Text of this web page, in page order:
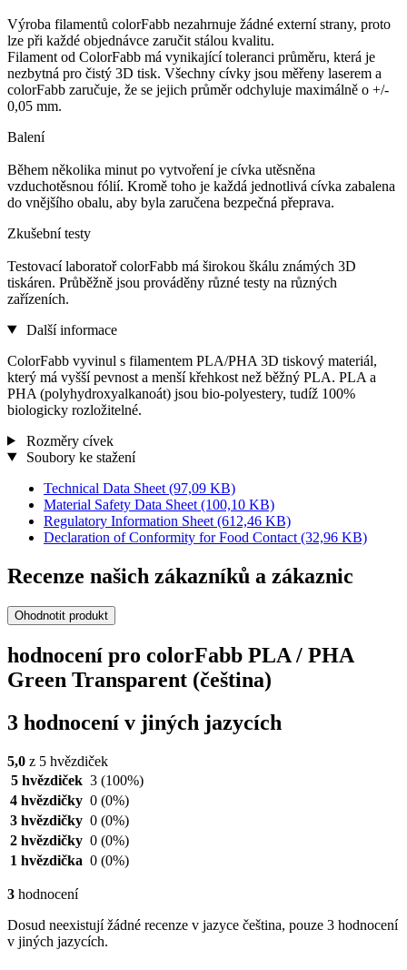
Výroba filamentů colorFabb nezahrnuje žádné externí strany, proto
lze při každé objednávce zaručit stálou kvalitu.
Filament od ColorFabb má vynikající toleranci průměru, která je
nezbytná pro čistý 3D tisk. Všechny cívky jsou měřeny laserem a
colorFabb zaručuje, že se jejich průměr odchyluje maximálně o +/-
0,05 mm.
Balení
Během několika minut po vytvoření je cívka utěsněna
vzduchotěsnou fólií. Kromě toho je každá jednotlivá cívka zabalena
do vnějšího obalu, aby byla zaručena bezpečná přeprava.
Zkušební testy
Testovací laboratoř colorFabb má širokou škálu známých 3D
tiskáren. Průběžně jsou prováděny různé testy na různých
zařízeních.
Další informace
ColorFabb vyvinul s filamentem PLA/PHA 3D tiskový materiál,
který má vyšší pevnost a menší křehkost než běžný PLA. PLA a
PHA (polyhydroxyalkanoát) jsou bio-polyestery, tudíž 100%
biologicky rozložitelné.
Rozměry cívek
Soubory ke stažení
Technical Data Sheet (97,09 KB)
Material Safety Data Sheet (100,10 KB)
Regulatory Information Sheet (612,46 KB)
Declaration of Conformity for Food Contact (32,96 KB)
Recenze našich zákazníků a zákaznic
Ohodnotit produkt
hodnocení pro colorFabb PLA / PHA
Green Transparent (čeština)
3 hodnocení v jiných jazycích
5,0 z 5 hvězdiček
5 hvězdiček 3 (100%)
4 hvězdičky 0 (0%)
3 hvězdičky 0 (0%)
2 hvězdičky 0 (0%)
1 hvězdička 0 (0%)
3 hodnocení
Dosud neexistují žádné recenze v jazyce čeština, pouze 3 hodnocení
v jiných jazycích.